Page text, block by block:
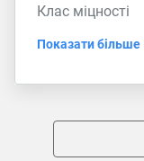
Клас міцності
Показати більше